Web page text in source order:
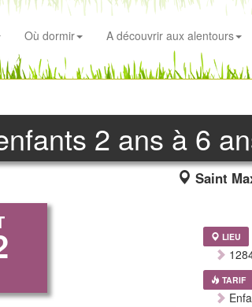
Où dormir A découvrir aux alentours
2 ans à 6
Saint
LIEU
TARIF